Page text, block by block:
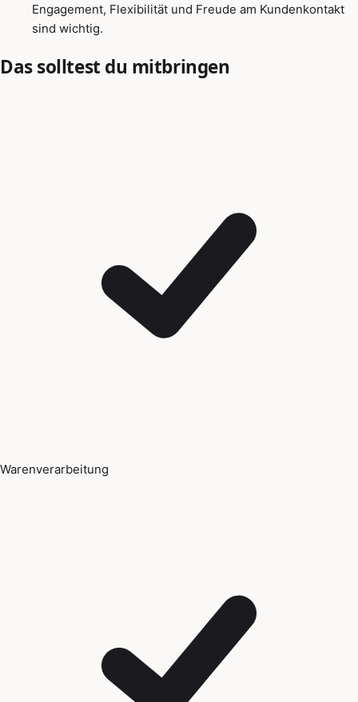
Engagement, Flexibilität und Freude am Kundenkontakt
sind wichtig.
Das solltest du mitbringen
Warenverarbeitung